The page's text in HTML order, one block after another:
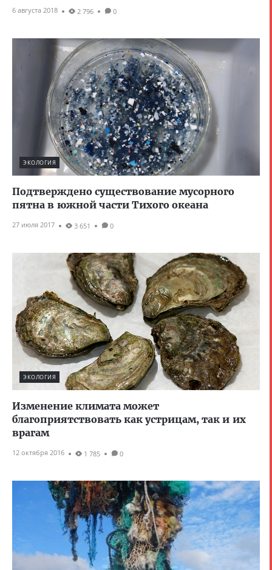
6 августа 2018 2 796 0
ЭКОЛОГИЯ
Подтверждено существование мусорного
пятна в южной части Тихого океана
27 июля 2017 3 651 0
ЭКОЛОГИЯ
Изменение климата может
благоприятствовать как устрицам, так и их
врагам
12 октября 2016 1 785 0